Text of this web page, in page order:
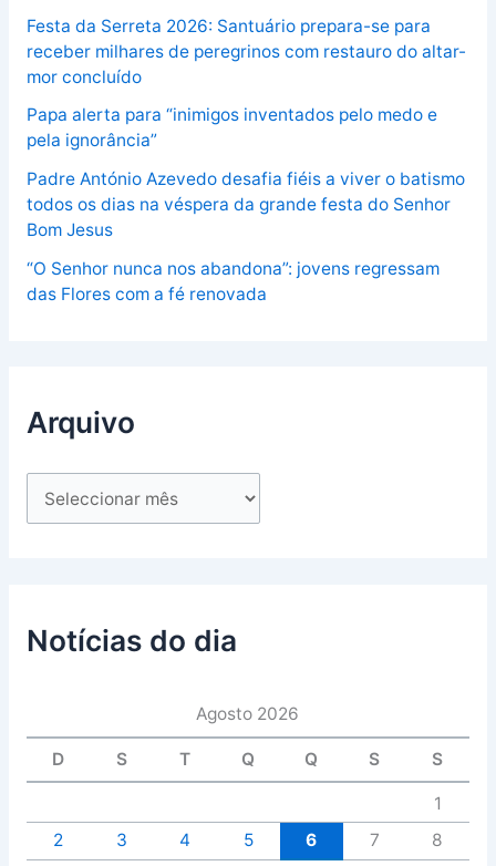
Festa da Serreta 2026: Santuário prepara-se para
receber milhares de peregrinos com restauro do altar-
mor concluído
Papa alerta para “inimigos inventados pelo medo e
pela ignorância”
Padre António Azevedo desafia fiéis a viver o batismo
todos os dias na véspera da grande festa do Senhor
Bom Jesus
“O Senhor nunca nos abandona”: jovens regressam
das Flores com a fé renovada
Arquivo
Notícias do dia
Agosto 2026
D S T Q Q S S
1
2
3 4 5 6 7
8